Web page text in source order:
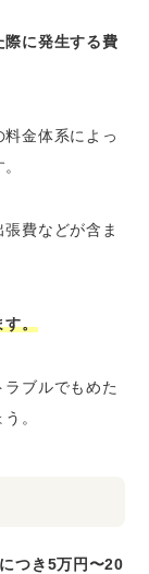
際に発生する費
金体系によっ
費などが含ま
す。
ブルでもめた
。
つき5万円〜20